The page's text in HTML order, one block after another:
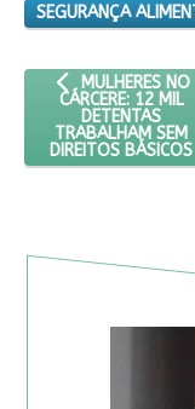
SEGURANÇA
ARTIGOMULHERES NO
CÁRCERE: 12 MIL
DETENTAS
TRABALHAM SEM
DIREITOS BÁSICOS